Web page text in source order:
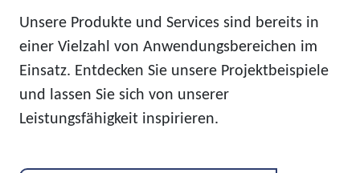
Unsere Produkte und Services sind bereits in
einer Vielzahl von Anwendungsbereichen im
Einsatz. Entdecken Sie unsere Projektbeispiele
und lassen Sie sich von unserer
Leistungsfähigkeit inspirieren.